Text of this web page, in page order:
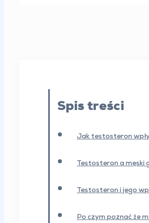
Spis treści
Jak testosteron
Testosteron a męski
Testosteron i jego
Po czym poznać że